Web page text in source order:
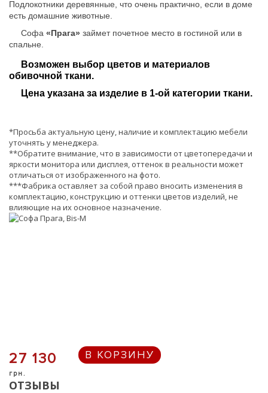
Подлокотники деревянные, что очень практично, если в доме
есть домашние животные.
Софа «Прага» займет почетное место в гостиной или в
спальне.
Возможен выбор цветов и материалов
обивочной ткани.
Цена указана за изделие в 1-ой категории ткани.
*Просьба актуальную цену, наличие и комплектацию мебели
уточнять у менеджера.
**Обратите внимание, что в зависимости от цветопередачи и
яркости монитора или дисплея, оттенок в реальности может
отличаться от изображенного на фото.
***Фабрика оставляет за собой право вносить изменения в
комплектацию, конструкцию и оттенки цветов изделий, не
влияющие на их основное назначение.
27 130
грн.
В КОРЗИНУ
ОТЗЫВЫ